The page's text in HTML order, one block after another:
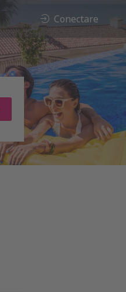
Conectare